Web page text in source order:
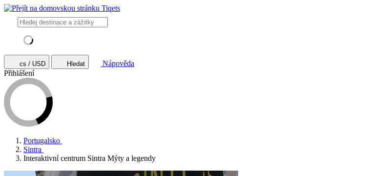
cs / USD Hledat
Nápověda
Přihlášení
Portugalsko
Sintra
Interaktivní centrum Sintra Mýty a legendy